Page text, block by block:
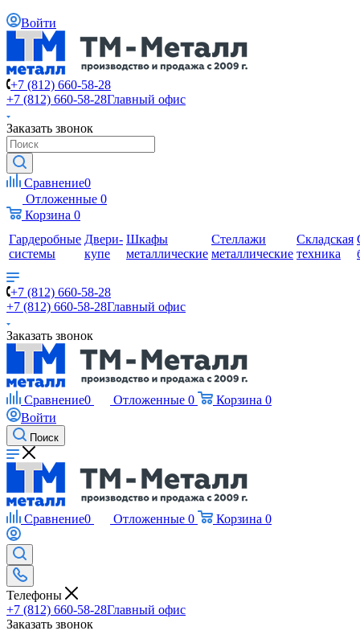
Войти
+7 (812) 660-58-28
+7 (812) 660-58-28Главный офис
Заказать звонок
Сравнение0
Отложенные 0
Корзина 0
Гардеробные
системы
Двери-
купе
Шкафы
металлические
Стеллажи
металлические
Складская
техника
+7 (812) 660-58-28
+7 (812) 660-58-28Главный офис
Заказать звонок
Сравнение0 Отложенные 0 Корзина 0
Войти
Поиск
Сравнение0 Отложенные 0 Корзина 0
Телефоны
+7 (812) 660-58-28Главный офис
Заказать звонок